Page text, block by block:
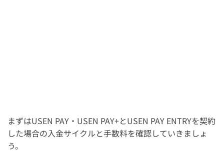
まずはUSEN PAY・USEN PAY+とUSEN PAY ENTRYを契約
した場合の入金サイクルと手数料を確認していきましょ
う。